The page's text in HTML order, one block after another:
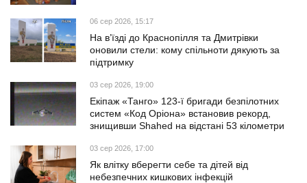
06 сер 2026, 15:17
На в’їзді до Краснопілля та Дмитрівки
оновили стели: кому спільноти дякують за
підтримку
03 сер 2026, 19:00
Екіпаж «Танго» 123-ї бригади безпілотних
систем «Код Оріона» встановив рекорд,
знищивши Shahed на відстані 53 кілометри
03 сер 2026, 17:00
Як влітку вберегти себе та дітей від
небезпечних кишкових інфекцій